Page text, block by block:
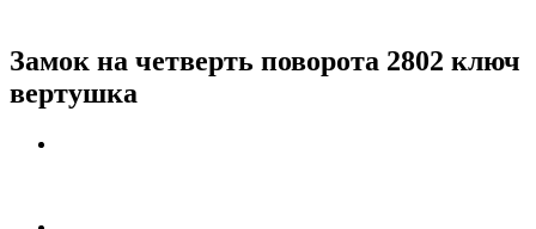
Замок на четверть поворота 2802 ключ
вертушка